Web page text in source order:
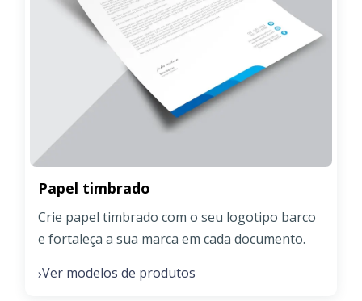
Papel timbrado
Crie papel timbrado com o seu logotipo barco
e fortaleça a sua marca em cada documento.
›Ver modelos de produtos